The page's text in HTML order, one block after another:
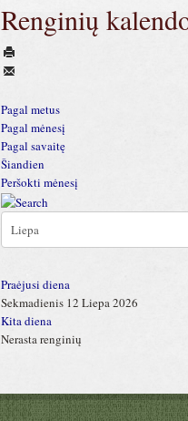
Renginių
Pagal metus
Pagal mėnesį
Pagal savaitę
Šiandien
Peršokti mėnesį
Praėjusi diena
Sekmadienis 12 Liepa 2026
Kita diena
Nerasta renginių